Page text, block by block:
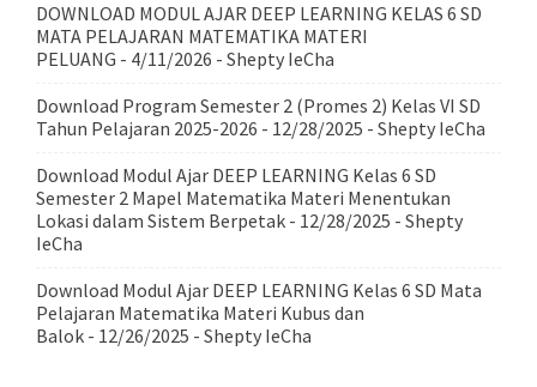
DOWNLOAD MODUL AJAR DEEP LEARNING KELAS 6 SD
MATA PELAJARAN MATEMATIKA MATERI
PELUANG - 4/11/2026 - Shepty IeCha
Download Program Semester 2 (Promes 2) Kelas VI SD
Tahun Pelajaran 2025-2026 - 12/28/2025 - Shepty IeCha
Download Modul Ajar DEEP LEARNING Kelas 6 SD
Semester 2 Mapel Matematika Materi Menentukan
Lokasi dalam Sistem Berpetak - 12/28/2025 - Shepty
IeCha
Download Modul Ajar DEEP LEARNING Kelas 6 SD Mata
Pelajaran Matematika Materi Kubus dan
Balok - 12/26/2025 - Shepty IeCha